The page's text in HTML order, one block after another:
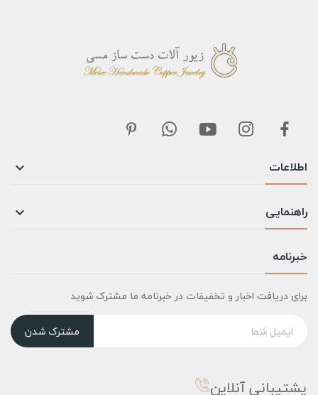
اطلاعات 
راهنمایی 
خبرنامه
برای دریافت اخبار و تخفیفات در خبرنامه ما مشترک شوید
مشترک شدن
پشتیبانی آنلاین